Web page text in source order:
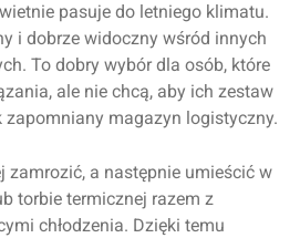
pasuje do letniego klimatu.
i dobrze widoczny wśród innych
To dobry wybór dla osób, które
ale nie chcą, aby ich zestaw
zapomniany magazyn logistyczny.
zamrozić, a następnie umieścić w
torbie termicznej razem z
chłodzenia. Dzięki temu